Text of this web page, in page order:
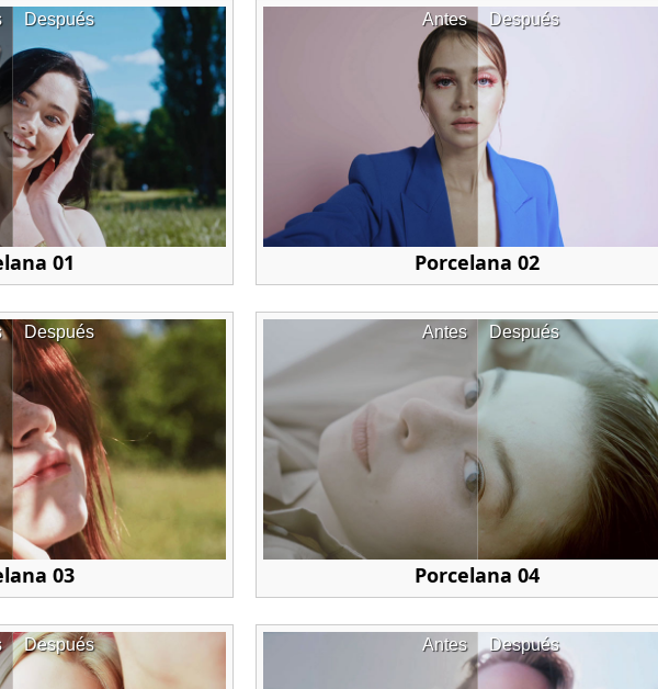
Después
01
Después
Antes
Porcelana 02
Después
03
Después
Antes
Porcelana 04
Después Después
Antes